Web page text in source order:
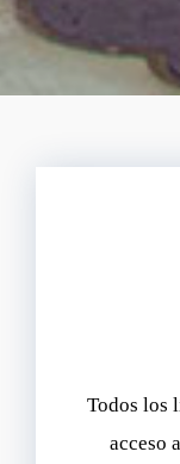
Todos los
acceso